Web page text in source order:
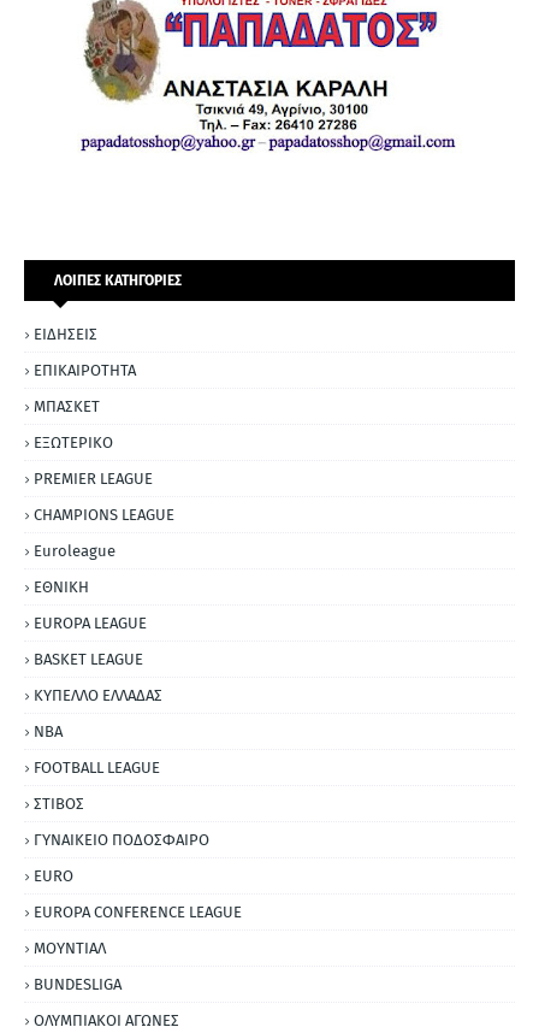
ΛΟΙΠΕΣ ΚΑΤΗΓΟΡΙΕΣ
ΕΙΔΗΣΕΙΣ
ΕΠΙΚΑΙΡΟΤΗΤΑ
ΜΠΑΣΚΕΤ
ΕΞΩΤΕΡΙΚΟ
PREMIER LEAGUE
CHAMPIONS LEAGUE
Euroleague
ΕΘΝΙΚΗ
EUROPA LEAGUE
BASKET LEAGUE
ΚΥΠΕΛΛΟ ΕΛΛΑΔΑΣ
NBA
FOOTBALL LEAGUE
ΣΤΙΒΟΣ
ΓΥΝΑΙΚΕΙΟ ΠΟΔΟΣΦΑΙΡΟ
EURO
EUROPA CONFERENCE LEAGUE
ΜΟΥΝΤΙΑΛ
BUNDESLIGA
ΟΛΥΜΠΙΑΚΟΙ ΑΓΩΝΕΣ